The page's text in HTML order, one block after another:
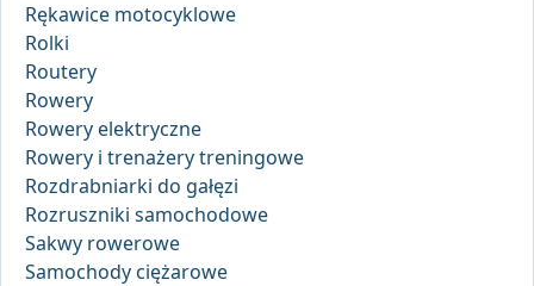
Rękawice motocyklowe
Rolki
Routery
Rowery
Rowery elektryczne
Rowery i trenażery treningowe
Rozdrabniarki do gałęzi
Rozruszniki samochodowe
Sakwy rowerowe
Samochody ciężarowe